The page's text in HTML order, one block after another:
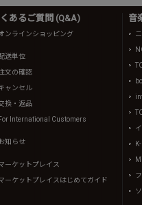
あるご質問 (Q&A)
ンラインショッピング
送単位
文の確認
ャンセル
換・返品
For International Customers
知らせ
ーケットプレイス
ーケットプレイスはじめてガイド
音